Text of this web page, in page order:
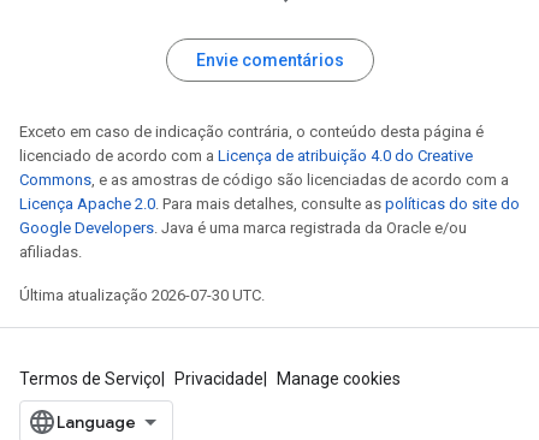
Envie comentários
Exceto em caso de indicação contrária, o conteúdo desta página é
licenciado de acordo com a Licença de atribuição 4.0 do Creative
Commons, e as amostras de código são licenciadas de acordo com a
Licença Apache 2.0. Para mais detalhes, consulte as políticas do site do
Google Developers. Java é uma marca registrada da Oracle e/ou
afiliadas.
Última atualização 2026-07-30 UTC.
Termos de Serviço Privacidade Manage cookies